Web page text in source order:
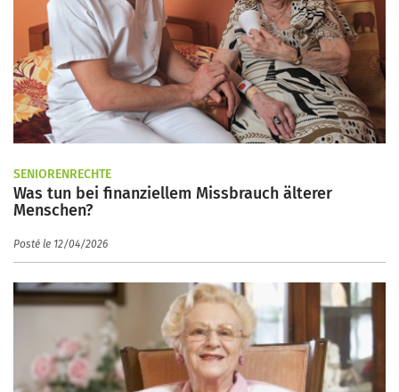
SENIORENRECHTE
Was tun bei finanziellem Missbrauch älterer
Menschen?
Posté le 12/04/2026